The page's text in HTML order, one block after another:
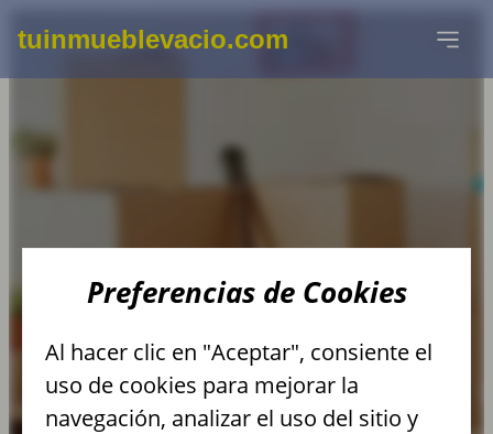
tuinmueblevacio.com
DESMONTAJE Y
RETIRADA DE AIRE
ACONDICIONADO
Preferencias de Cookies
Al hacer clic en "Aceptar", consiente el
uso de cookies para mejorar la
navegación, analizar el uso del sitio y